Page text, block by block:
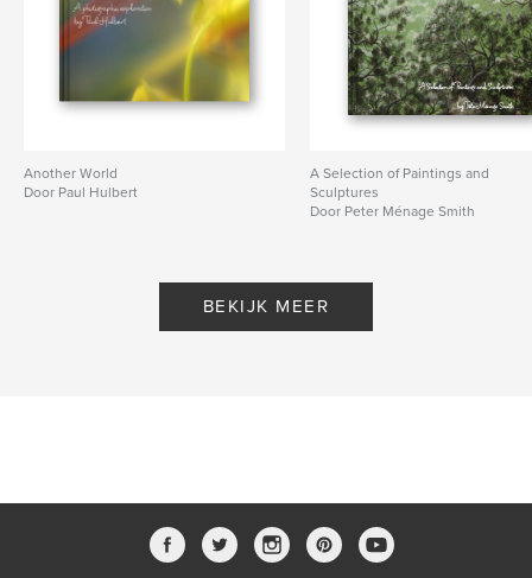
Another World
Door Paul Hulbert
A Selection of Paintings and
Sculptures
Door Peter Ménage Smith
BEKIJK MEER